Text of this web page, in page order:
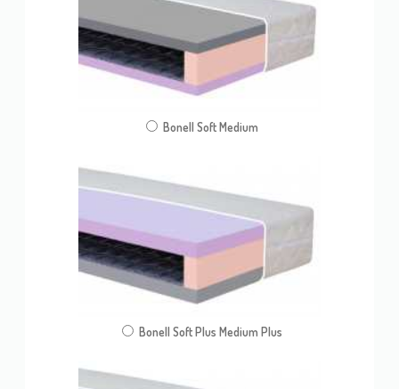
Bonell Soft Medium
Bonell Soft Plus Medium Plus